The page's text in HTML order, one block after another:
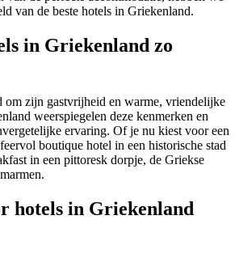
van de beste hotels in Griekenland.
in Griekenland zo
om zijn gastvrijheid en warme, vriendelijke
weerspiegelen deze kenmerken en
ervaring. Of je nu kiest voor een
boutique hotel in een historische stad
in een pittoresk dorpje, de Griekse
hotels in Griekenland